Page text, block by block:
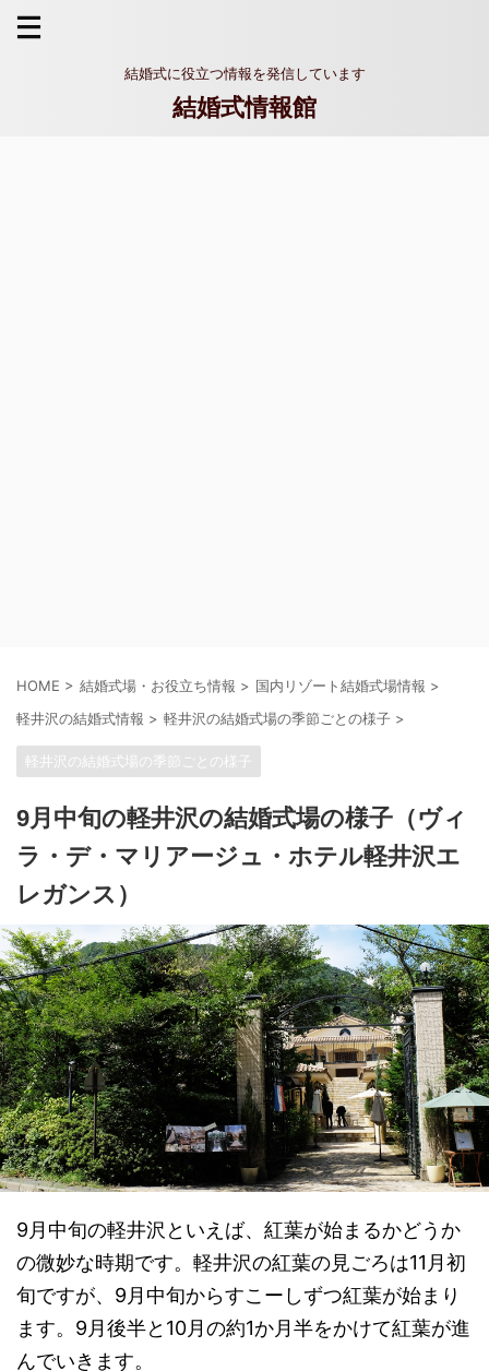
結婚式に役立つ情報を発信しています
結婚式情報館
HOME > 結婚式場・お役立ち情報 > 国内リゾート結婚式場情報 >
軽井沢の結婚式情報 > 軽井沢の結婚式場の季節ごとの様子 >
軽井沢の結婚式場の季節ごとの様子
9月中旬の軽井沢の結婚式場の様子（ヴィ
ラ・デ・マリアージュ・ホテル軽井沢エ
レガンス）
9月中旬の軽井沢といえば、紅葉が始まるかどうか
の微妙な時期です。軽井沢の紅葉の見ごろは11月初
旬ですが、9月中旬からすこーしずつ紅葉が始まり
ます。9月後半と10月の約1か月半をかけて紅葉が進
んでいきます。